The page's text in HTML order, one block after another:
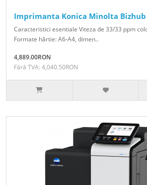
Imprimanta Konica Minolta Bizhub
Caracteristici esentiale Viteza de 33/33 ppm
Formate hârtie: A6-A4, dimen..
4,889.00RON
Fără TVA: 4,040.50RON